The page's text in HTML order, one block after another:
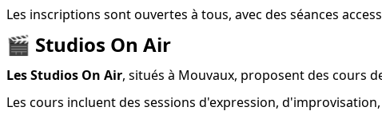
Les inscriptions sont ouvertes à tous, avec des séances
🎬 Studios On Air
Les Studios On Air, situés à Mouvaux, proposent des cours
Les cours incluent des sessions d'expression,